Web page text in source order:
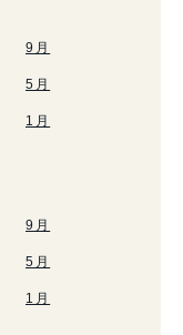
9月
5月
1月
9月
5月
1月